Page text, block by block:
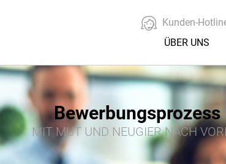
Kunden-
ÜBER UNS
Bewerbungsprozess
MIT MUT UND NEUGIER NACH